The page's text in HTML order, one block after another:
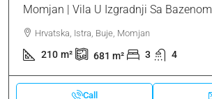
Momjan | Vila U Izgradnji Sa Bazenom
Hrvatska, Istra, Buje, Momjan
210 m² 681 m² 3 4
Call